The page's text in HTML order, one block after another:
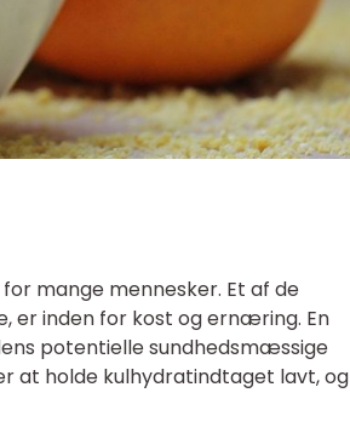
mange mennesker. Et af de
er inden for kost og ernæring. En
potentielle sundhedsmæssige
at holde kulhydratindtaget lavt, og